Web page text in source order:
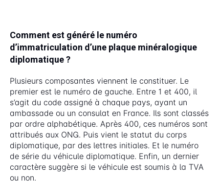
Comment est généré le numéro
d’immatriculation d’une plaque minéralogique
diplomatique ?
Plusieurs composantes viennent le constituer. Le
premier est le numéro de gauche. Entre 1 et 400, il
s’agit du code assigné à chaque pays, ayant un
ambassade ou un consulat en France. Ils sont classés
par ordre alphabétique. Après 400, ces numéros sont
attribués aux ONG. Puis vient le statut du corps
diplomatique, par des lettres initiales. Et le numéro
de série du véhicule diplomatique. Enfin, un dernier
caractère suggère si le véhicule est soumis à la TVA
ou non.